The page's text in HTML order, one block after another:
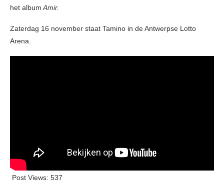
het albumAmir.
Zaterdag 16 november staat Tamino in de Antwerpse Lotto
Arena.
Post Views: 537